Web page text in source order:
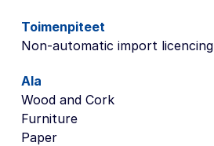
Non-automatic import licencing
Wood and Cork
Furniture
Paper